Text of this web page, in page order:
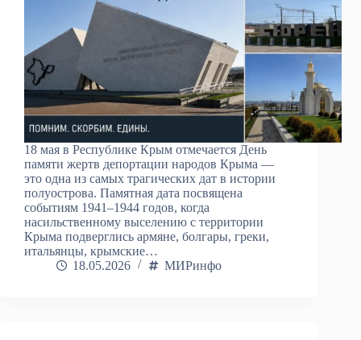
18 мая в Республике Крым отмечается День
памяти жертв депортации народов Крыма —
это одна из самых трагических дат в истории
полуострова. Памятная дата посвящена
событиям 1941–1944 годов, когда
насильственному выселению с территории
Крыма подверглись армяне, болгары, греки,
итальянцы, крымские…
18.05.2026
МИРинфо